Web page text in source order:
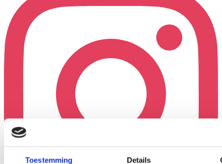
Toestemming Details